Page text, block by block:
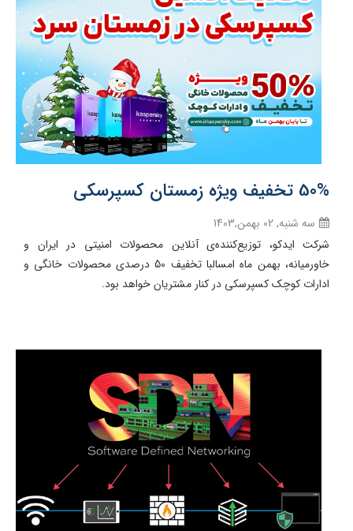
50% تخفیف ویژه زمستان کسپرسکی
سه شنبه, 02 بهمن,1403
شرکت ایدکو، توزیع‌کننده‌ی آنلاین محصولات امنیتی در ایران و
خاورمیانه، بهمن ماه امسالبا تخفیف 50 درصدی محصولات خانگی و
ادارات کوچک کسپرسکی در کنار مشتریان خواهد بود.